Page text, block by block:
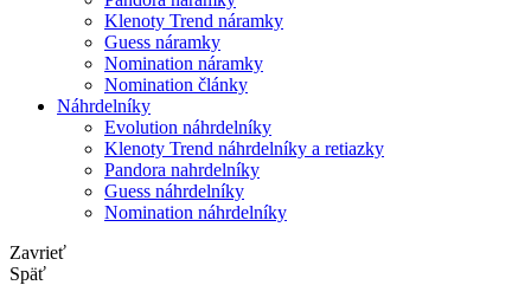
Klenoty Trend náramky
Guess náramky
Nomination náramky
Nomination články
Náhrdelníky
Evolution náhrdelníky
Klenoty Trend náhrdelníky a retiazky
Pandora nahrdelníky
Guess náhrdelníky
Nomination náhrdelníky
Zavrieť
Späť